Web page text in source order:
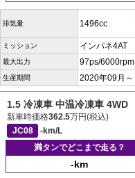
排気量 1496cc
ミッション インパネ4AT
最大出力 97ps/6000rpm
生産期間 2020年09月～
1.5 冷凍車 中温冷凍車 4WD
新車時価格362.5万円(税込)
JC08
-km/L
満タンでどこまで走る？
-km